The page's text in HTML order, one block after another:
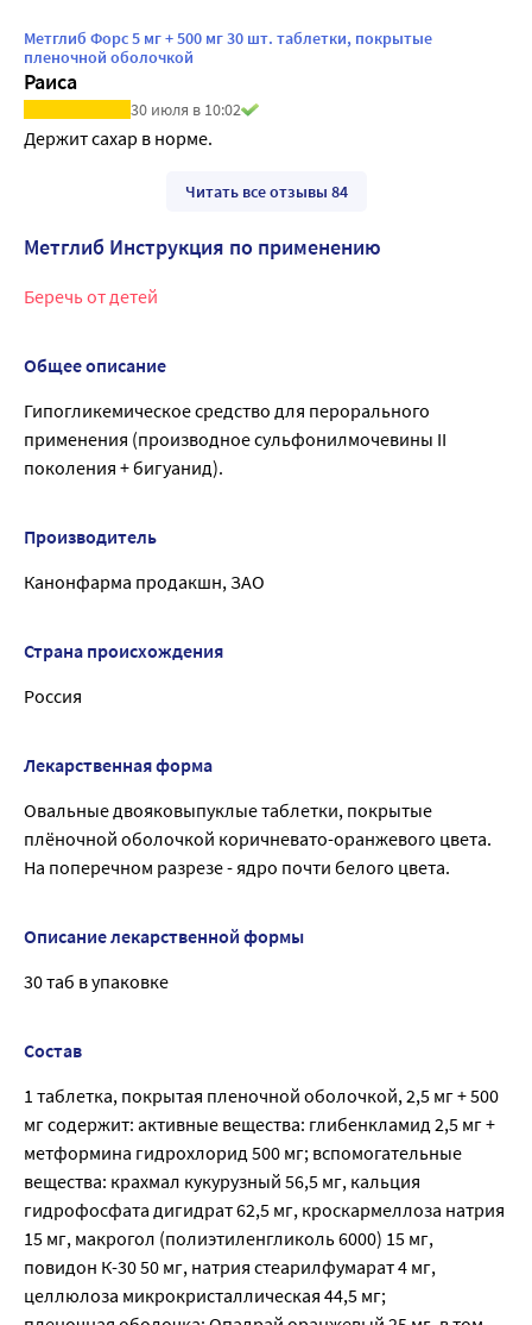
Метглиб Форс 5 мг + 500 мг 30 шт. таблетки, покрытые
пленочной оболочкой
Раиса
30 июля в 10:02
Держит сахар в норме.
Читать все отзывы 84
Метглиб Инструкция по применению
Беречь от детей
Общее описание
Гипогликемическое средство для перорального
применения (производное сульфонилмочевины II
поколения + бигуанид).
Производитель
Канонфарма продакшн, ЗАО
Страна происхождения
Россия
Лекарственная форма
Овальные двояковыпуклые таблетки, покрытые
плёночной оболочкой коричневато-оранжевого цвета.
На поперечном разрезе - ядро почти белого цвета.
Описание лекарственной формы
30 таб в упаковке
Состав
1 таблетка, покрытая пленочной оболочкой, 2,5 мг + 500
мг содержит: активные вещества: глибенкламид 2,5 мг +
метформина гидрохлорид 500 мг; вспомогательные
вещества: крахмал кукурузный 56,5 мг, кальция
гидрофосфата дигидрат 62,5 мг, кроскармеллоза натрия
15 мг, макрогол (полиэтиленгликоль 6000) 15 мг,
повидон К-30 50 мг, натрия стеарилфумарат 4 мг,
целлюлоза микрокристаллическая 44,5 мг;